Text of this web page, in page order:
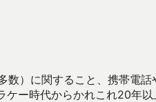
）に関すること、携帯電
ケー時代からかれこれ20